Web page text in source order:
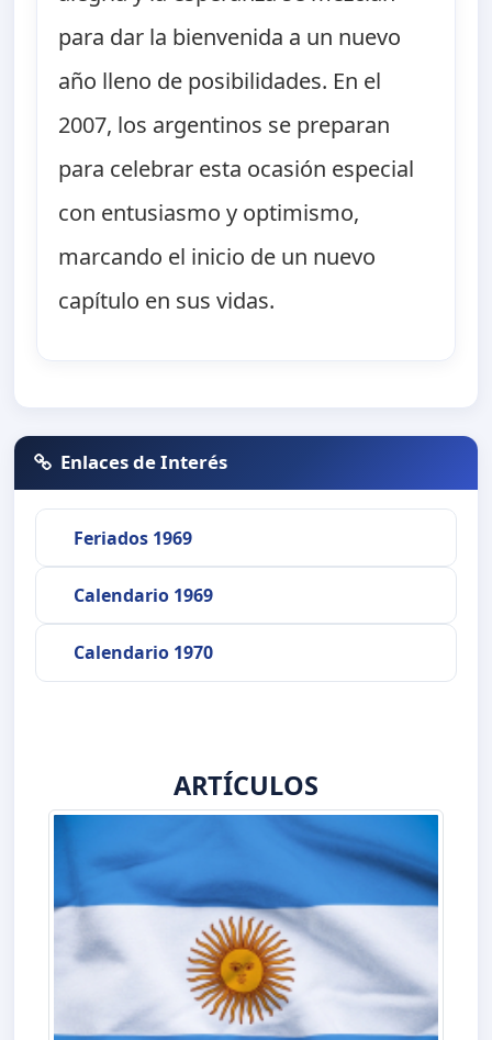
para dar la bienvenida a un nuevo
año lleno de posibilidades. En el
2007, los argentinos se preparan
para celebrar esta ocasión especial
con entusiasmo y optimismo,
marcando el inicio de un nuevo
capítulo en sus vidas.
Enlaces de Interés
Feriados 1969
Calendario 1969
Calendario 1970
ARTÍCULOS